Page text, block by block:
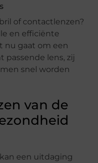
of contactlenzen?
en efficiënte
nu gaat om een
passende lens, zij
snel worden
van de
een uitdaging